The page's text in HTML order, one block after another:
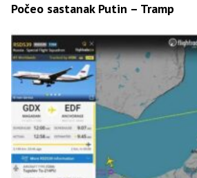
Počeo sastanak Putin – Tramp